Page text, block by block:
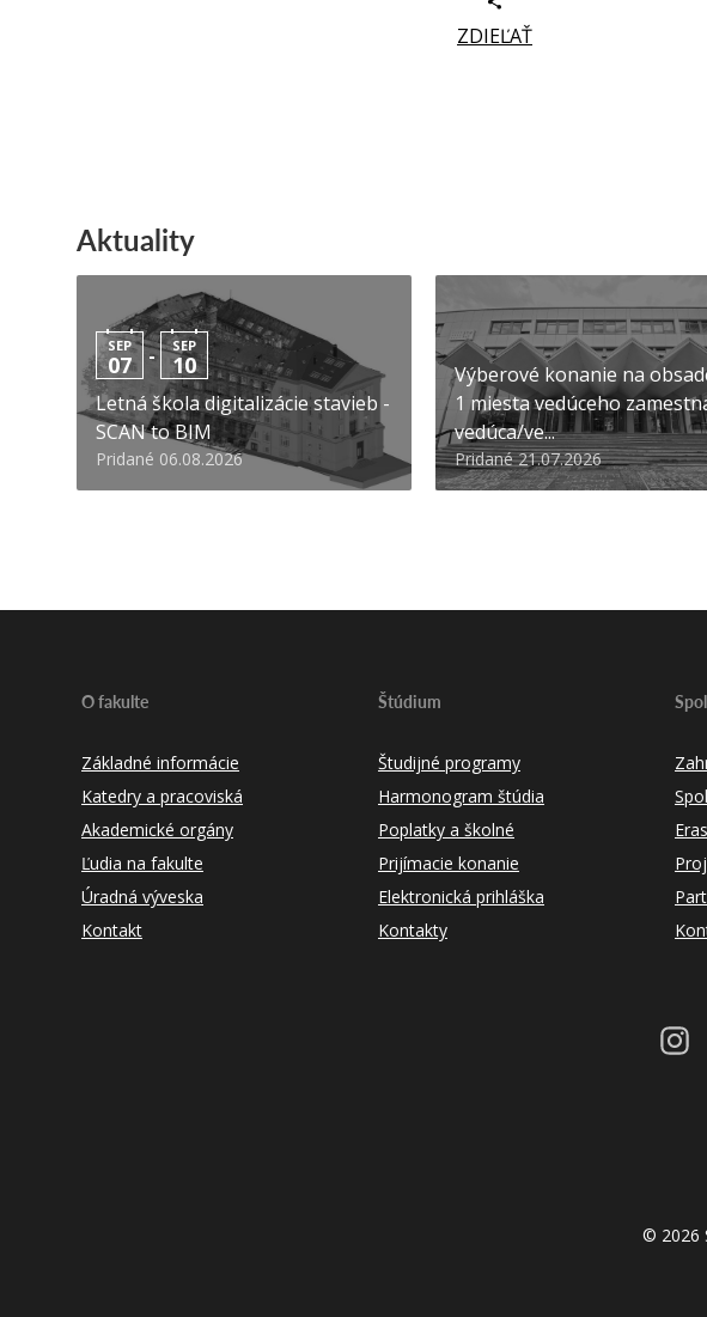
ZDIEĽAŤ
Aktuality
SEP
07 - SEP
10
Letná škola digitalizácie stavieb -
SCAN to BIM
Pridané 06.08.2026
Výberové konanie na
1 miesta vedúceho
vedúca/ve...
Pridané 21.07.2026
O fakulte
Základné informácie
Katedry a pracoviská
Akademické orgány
Ľudia na fakulte
Úradná výveska
Kontakt
Štúdium
Študijné programy
Harmonogram štúdia
Poplatky a školné
Prijímacie konanie
Elektronická prihláška
Kontakty
© 2026